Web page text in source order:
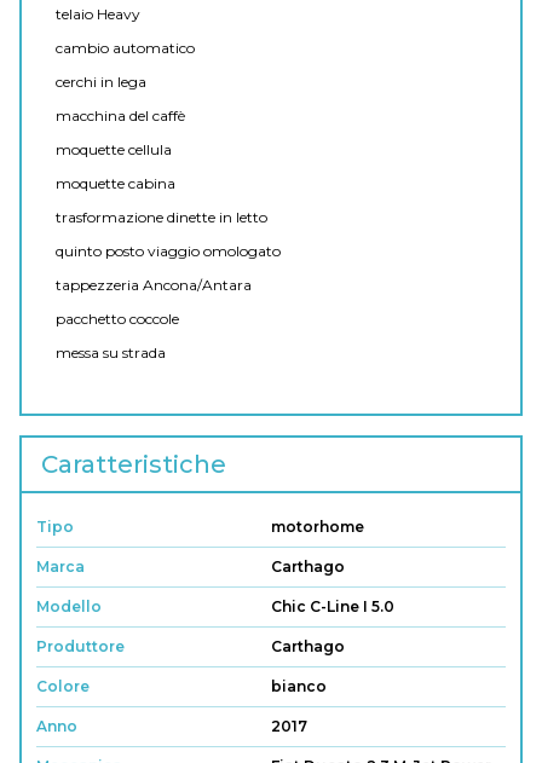
telaio Heavy
cambio automatico
cerchi in lega
macchina del caffè
moquette cellula
moquette cabina
trasformazione dinette in letto
quinto posto viaggio omologato
tappezzeria Ancona/Antara
pacchetto coccole
messa su strada
Caratteristiche
Tipo motorhome
Marca Carthago
Modello Chic C-Line I 5.0
Produttore Carthago
Colore bianco
Anno 2017